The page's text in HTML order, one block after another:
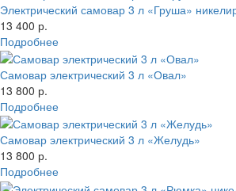
Электрический самовар 3 л «Груша»
13 400 р.
Подробнее
Самовар электрический 3 л «Овал»
13 800 р.
Подробнее
Самовар электрический 3 л «Желудь»
13 800 р.
Подробнее